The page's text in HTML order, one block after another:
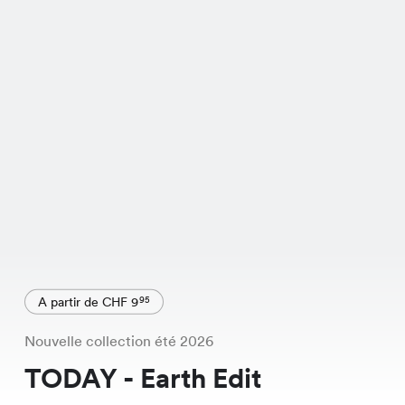
A partir de CHF 995
Nouvelle collection été 2026
TODAY - Earth Edit